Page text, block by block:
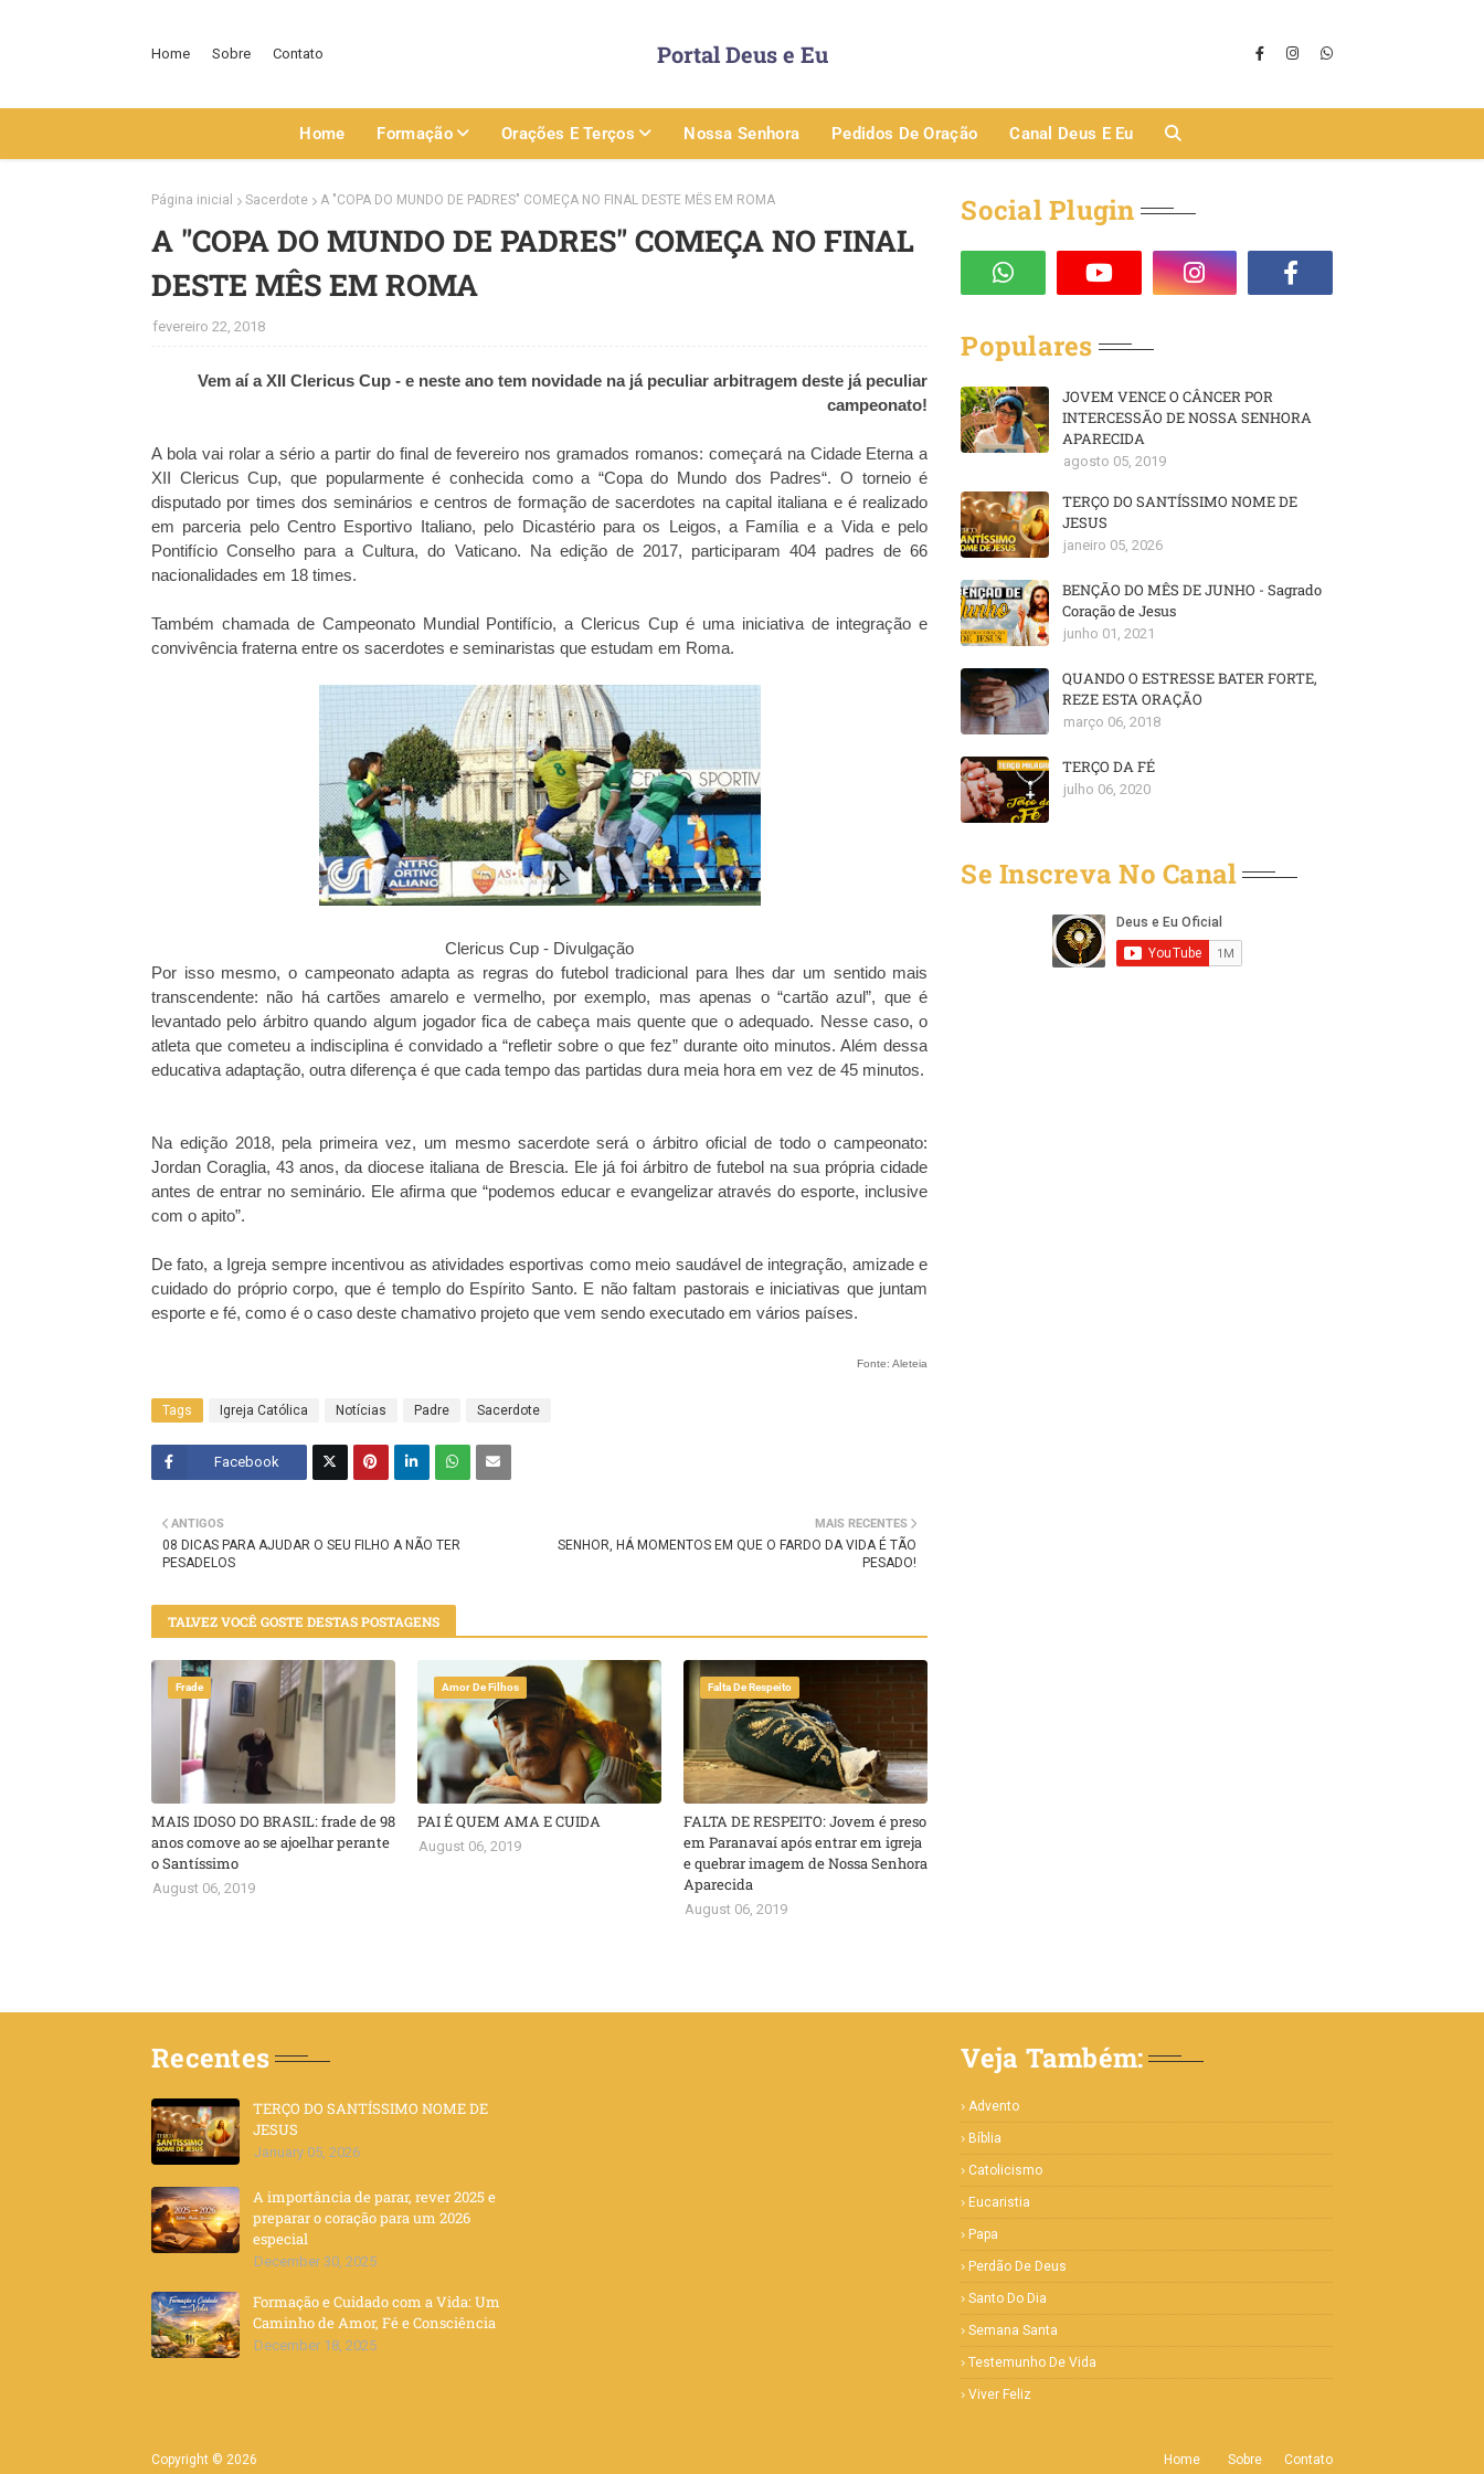
Home Sobre Contato Portal Deus e Eu
Home Formação Orações E Terços Nossa Senhora Pedidos De Oração Canal Deus E Eu
Página inicial Sacerdote A "COPA DO MUNDO DE PADRES" COMEÇA NO FINAL DESTE MÊS EM ROMA
A "COPA DO MUNDO DE PADRES" COMEÇA NO FINAL
DESTE MÊS EM ROMA
fevereiro 22, 2018
Vem aí a XII Clericus Cup - e neste ano tem novidade na já peculiar arbitragem deste já peculiar
campeonato!
A bola vai rolar a sério a partir do final de fevereiro nos gramados romanos: começará na Cidade Eterna a
XII Clericus Cup, que popularmente é conhecida como a “Copa do Mundo dos Padres“. O torneio é
disputado por times dos seminários e centros de formação de sacerdotes na capital italiana e é realizado
em parceria pelo Centro Esportivo Italiano, pelo Dicastério para os Leigos, a Família e a Vida e pelo
Pontifício Conselho para a Cultura, do Vaticano. Na edição de 2017, participaram 404 padres de 66
nacionalidades em 18 times.
Também chamada de Campeonato Mundial Pontifício, a Clericus Cup é uma iniciativa de integração e
convivência fraterna entre os sacerdotes e seminaristas que estudam em Roma.
Clericus Cup - Divulgação
Por isso mesmo, o campeonato adapta as regras do futebol tradicional para lhes dar um sentido mais
transcendente: não há cartões amarelo e vermelho, por exemplo, mas apenas o “cartão azul”, que é
levantado pelo árbitro quando algum jogador fica de cabeça mais quente que o adequado. Nesse caso, o
atleta que cometeu a indisciplina é convidado a “refletir sobre o que fez” durante oito minutos. Além dessa
educativa adaptação, outra diferença é que cada tempo das partidas dura meia hora em vez de 45 minutos.
Na edição 2018, pela primeira vez, um mesmo sacerdote será o árbitro oficial de todo o campeonato:
Jordan Coraglia, 43 anos, da diocese italiana de Brescia. Ele já foi árbitro de futebol na sua própria cidade
antes de entrar no seminário. Ele afirma que “podemos educar e evangelizar através do esporte, inclusive
com o apito”.
De fato, a Igreja sempre incentivou as atividades esportivas como meio saudável de integração, amizade e
cuidado do próprio corpo, que é templo do Espírito Santo. E não faltam pastorais e iniciativas que juntam
esporte e fé, como é o caso deste chamativo projeto que vem sendo executado em vários países.
Fonte: Aleteia
Tags Igreja Católica Notícias Padre Sacerdote
Facebook
MAIS RECENTES
SENHOR, HÁ MOMENTOS EM QUE O FARDO DA VIDA É TÃO
PESADO!
ANTIGOS
08 DICAS PARA AJUDAR O SEU FILHO A NÃO TER
PESADELOS
TALVEZ VOCÊ GOSTE DESTAS POSTAGENS
Frade
MAIS IDOSO DO BRASIL: frade de 98
anos comove ao se ajoelhar perante
o Santíssimo
August 06, 2019
Amor De Filhos
PAI É QUEM AMA E CUIDA
August 06, 2019
Falta De Respeito
FALTA DE RESPEITO: Jovem é preso
em Paranavaí após entrar em igreja
e quebrar imagem de Nossa Senhora
Aparecida
August 06, 2019
Social Plugin
Populares
JOVEM VENCE O CÂNCER POR
INTERCESSÃO DE NOSSA SENHORA
APARECIDA
agosto 05, 2019
TERÇO DO SANTÍSSIMO NOME DE
JESUS
janeiro 05, 2026
BENÇÃO DO MÊS DE JUNHO - Sagrado
Coração de Jesus
junho 01, 2021
QUANDO O ESTRESSE BATER FORTE,
REZE ESTA ORAÇÃO
março 06, 2018
TERÇO DA FÉ
julho 06, 2020
Se Inscreva No Canal
Recentes
TERÇO DO SANTÍSSIMO NOME DE
JESUS
January 05, 2026
A importância de parar, rever 2025 e
preparar o coração para um 2026
especial
December 30, 2025
Formação e Cuidado com a Vida: Um
Caminho de Amor, Fé e Consciência
December 18, 2025
Veja Também:
Advento
Bíblia
Catolicismo
Eucaristia
Papa
Perdão De Deus
Santo Do Dia
Semana Santa
Testemunho De Vida
Viver Feliz
Home Sobre Contato
Copyright © 2026